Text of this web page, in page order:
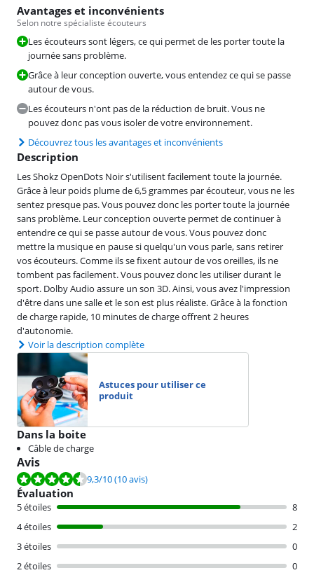
Avantages et inconvénients
Selon notre spécialiste écouteurs
Les écouteurs sont légers, ce qui permet de les porter toute la
journée sans problème.
Grâce à leur conception ouverte, vous entendez ce qui se passe
autour de vous.
Les écouteurs n'ont pas de la réduction de bruit. Vous ne
pouvez donc pas vous isoler de votre environnement.
Découvrez tous les avantages et inconvénients
Description
Les Shokz OpenDots Noir s'utilisent facilement toute la journée.
Grâce à leur poids plume de 6,5 grammes par écouteur, vous ne les
sentez presque pas. Vous pouvez donc les porter toute la journée
sans problème. Leur conception ouverte permet de continuer à
entendre ce qui se passe autour de vous. Vous pouvez donc
mettre la musique en pause si quelqu'un vous parle, sans retirer
vos écouteurs. Comme ils se fixent autour de vos oreilles, ils ne
tombent pas facilement. Vous pouvez donc les utiliser durant le
sport. Dolby Audio assure un son 3D. Ainsi, vous avez l'impression
d'être dans une salle et le son est plus réaliste. Grâce à la fonction
de charge rapide, 10 minutes de charge offrent 2 heures
d'autonomie.
Voir la description complète
Astuces pour utiliser ce
produit
Dans la boite
Câble de charge
Avis
La note est de 9,3 sur 10, basée sur 10 avis.
9,3/10(10 avis)
Évaluation
5 étoiles
8
4 étoiles
2
3 étoiles
0
2 étoiles
0